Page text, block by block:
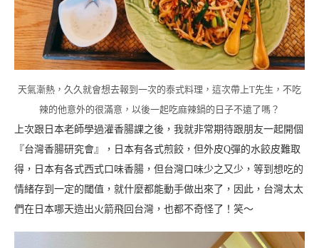
天氣漸熱，久久就會想去報到一次的泰式料理，這次帶上T先生，不吃
辣的他意外的很滿意，以後一起吃麻辣鍋的日子不遠了嗎？
上次跟日本老師學過灌香腸課之後，我就非常期待跟朋友一起開個
『台灣香腸研究會』，日本有各式煎餃，但外皮Q彈的水餃皮難取
得，日本有各式西式口味香腸，但台灣口味少之又少，等到想吃的
情緒存到一定的閾值，就什麼都能動手做出來了，因此，台灣太太
們在日本哪天造出火箭飛回台灣，也都不奇怪了！笑～